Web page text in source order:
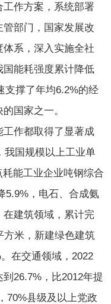
作方案，系统部署
部门，国家发展改
系，深入实施全社
能耗强度累计降低
支撑了年均6.2%的经
国家之一。
作都取得了显著成
我国规模以上工业单
能工业企业吨钢综合
5.9%，电石、合成氨
在建筑领域，累计完
方米，新建绿色建筑
在交通领域，2022
26.7%，比2012年提
70%县级及以上党政